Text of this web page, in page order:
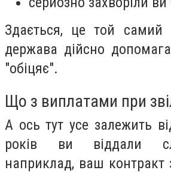
Здається, це той самий
держава дійсно
"обіцяє".
Що з виплатами при
А ось тут усе залежить
років ви віддали
наприклад, ваш контракт